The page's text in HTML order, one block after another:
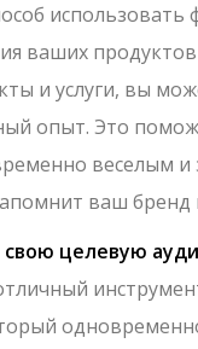
ваших
и услуги, вы
опыт. Это
веселым
ваш бренд
свою целевую